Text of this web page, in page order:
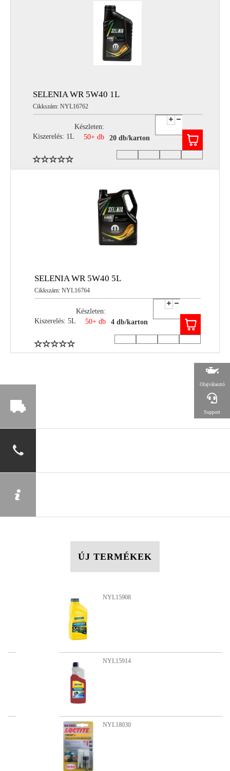
ÚJ TERMÉKEK
NYL15908
NYL15914
NYL18030
SELENIA WR 5W40 1L
Cikkszám: NYL16762
Kiszerelés: 1L
Készleten:
50+ db
20 db/karton
SELENIA WR 5W40 5L
Cikkszám: NYL16764
Kiszerelés: 5L
Készleten:
50+ db
4 db/karton
Olajválasztó
Support